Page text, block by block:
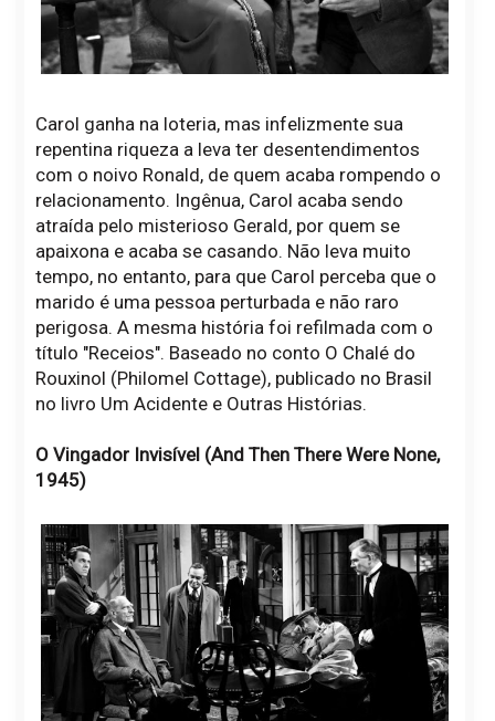
Carol ganha na loteria, mas infelizmente sua
repentina riqueza a leva ter desentendimentos
com o noivo Ronald, de quem acaba rompendo o
relacionamento. Ingênua, Carol acaba sendo
atraída pelo misterioso Gerald, por quem se
apaixona e acaba se casando. Não leva muito
tempo, no entanto, para que Carol perceba que o
marido é uma pessoa perturbada e não raro
perigosa. A mesma história foi refilmada com o
título "Receios". Baseado no conto O Chalé do
Rouxinol (Philomel Cottage), publicado no Brasil
no livro Um Acidente e Outras Histórias.
O Vingador Invisível (And Then There Were None,
1945)